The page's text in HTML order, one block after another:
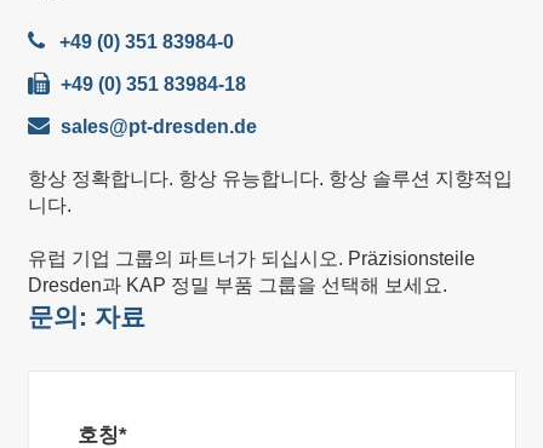
+49 (0) 351 83984-0
+49 (0) 351 83984-18
sales@pt-dresden.de
항상 정확합니다. 항상 유능합니다. 항상 솔루션 지향적입
니다.
유럽 기업 그룹의 파트너가 되십시오. Präzisionsteile
Dresden과 KAP 정밀 부품 그룹을 선택해 보세요.
문의: 자료
호칭*